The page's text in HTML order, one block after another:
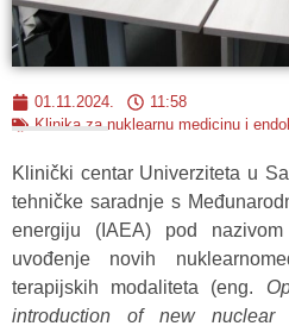
01.11.2024.
11:58
Klinika za nuklearnu medicinu i
Klinički centar Univerziteta u
tehničke saradnje s
energiju (IAEA) pod
uvođenje novih
terapijskih modaliteta (eng.
introduction of new nuclear